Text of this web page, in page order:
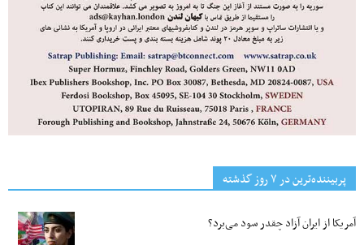
پربیننده‌ترین‌ در ۷ روز گذشته
آمریکا از ایران آزاد چقدر سود می‌برد؟